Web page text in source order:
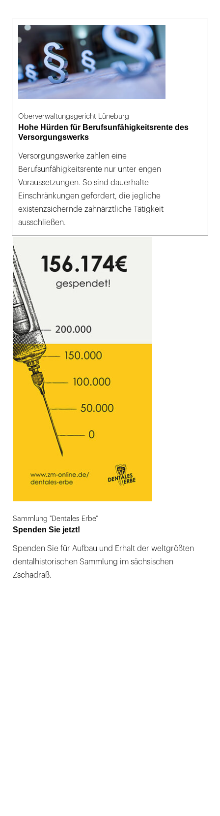
Oberverwaltungsgericht Lüneburg
Hohe Hürden für Berufsunfähigkeitsrente des
Versorgungswerks
Versorgungswerke zahlen eine
Berufsunfähigkeitsrente nur unter engen
Voraussetzungen. So sind dauerhafte
Einschränkungen gefordert, die jegliche
existenzsichernde zahnärztliche Tätigkeit
ausschließen.
Sammlung "Dentales Erbe"
Spenden Sie jetzt!
Spenden Sie für Aufbau und Erhalt der weltgrößten
dentalhistorischen Sammlung im sächsischen
Zschadraß.